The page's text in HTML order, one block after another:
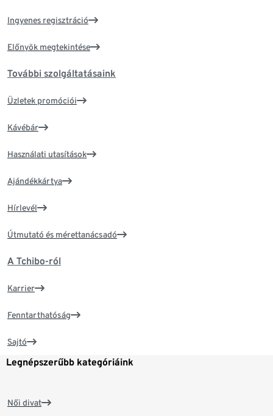
Ingyenes regisztráció
Előnyök megtekintése
További szolgáltatásaink
Üzletek promóciói
Kávébár
Használati utasítások
Ajándékkártya
Hírlevél
Útmutató és mérettanácsadó
A Tchibo-ról
Karrier
Fenntarthatóság
Sajtó
Legnépszerűbb kategóriáink
Női divat